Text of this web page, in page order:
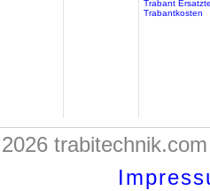
Trabant
Trabantkosten